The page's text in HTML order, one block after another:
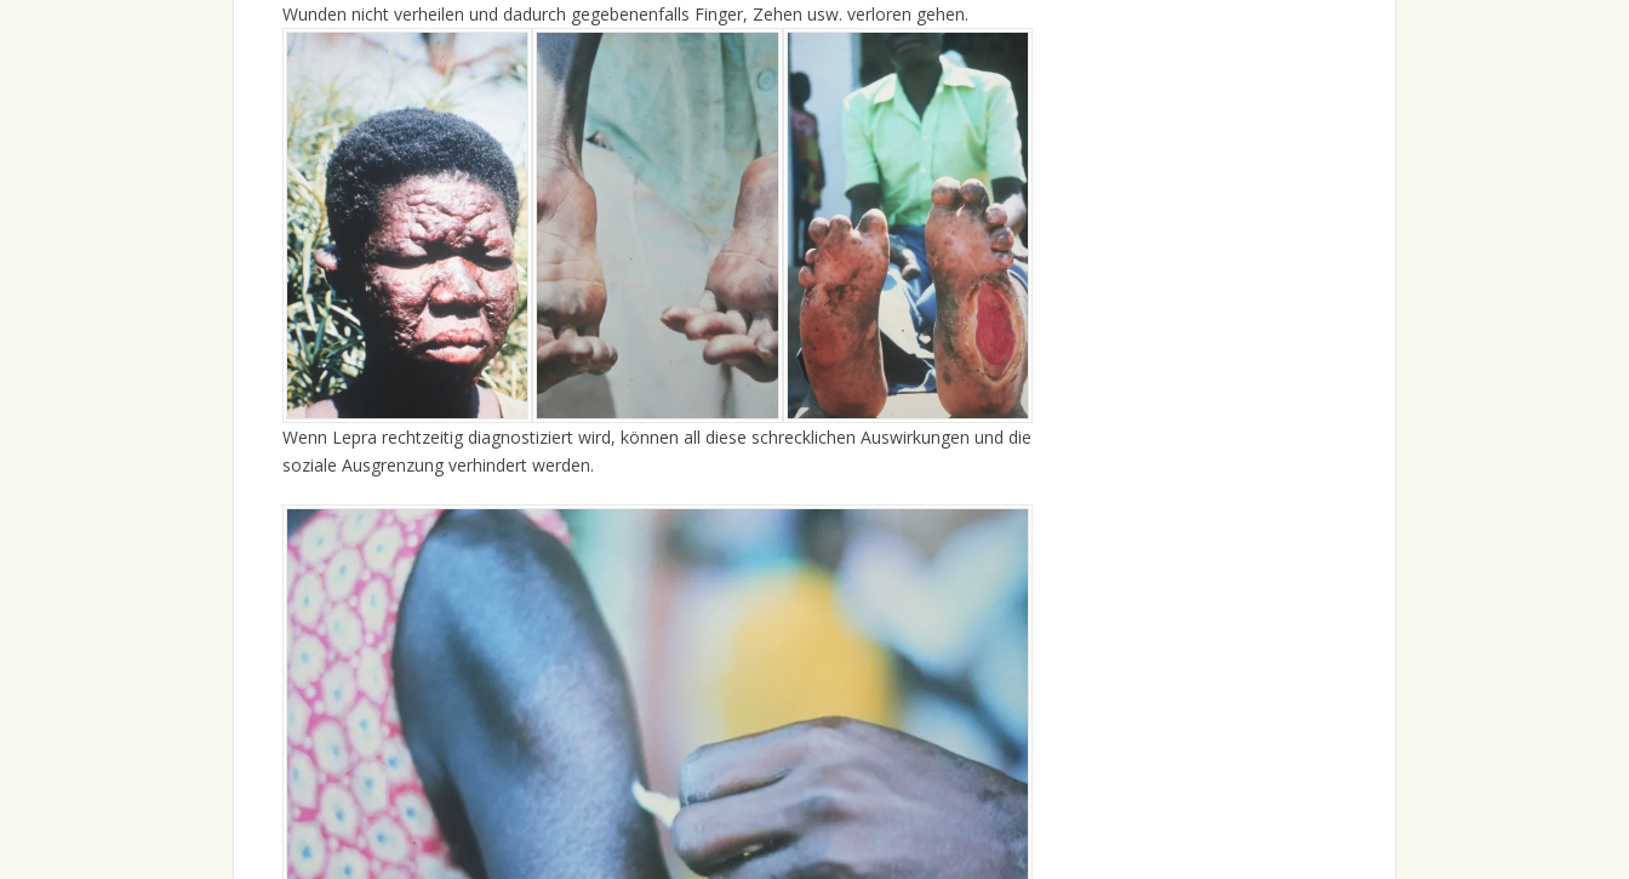
Wunden nicht verheilen und dadurch gegebenenfalls Finger, Zehen usw. verloren gehen.
Wenn Lepra rechtzeitig diagnostiziert wird, können all diese schrecklichen Auswirkungen und die
soziale Ausgrenzung verhindert werden.